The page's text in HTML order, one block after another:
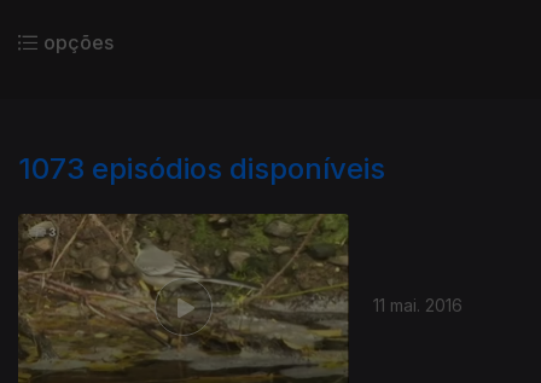
opções
1073 episódios disponíveis
11 mai. 2016